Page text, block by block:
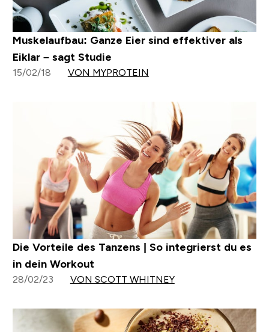
Muskelaufbau: Ganze Eier sind effektiver als
Eiklar – sagt Studie
15/02/18 VON MYPROTEIN
Die Vorteile des Tanzens | So integrierst du es
in dein Workout
28/02/23 VON SCOTT WHITNEY